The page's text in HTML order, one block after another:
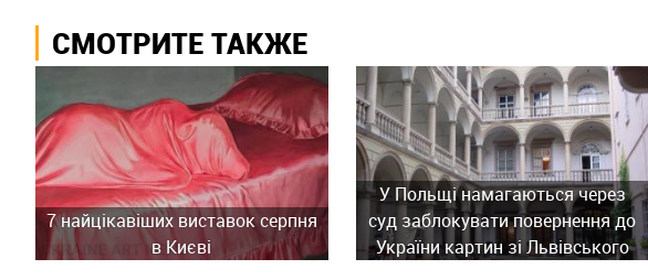
СМОТРИТЕ ТАКЖЕ
7 найцікавіших виставок серпня
в Києві
У Польщі намагаються через
суд заблокувати повернення до
України картин зі Львівського